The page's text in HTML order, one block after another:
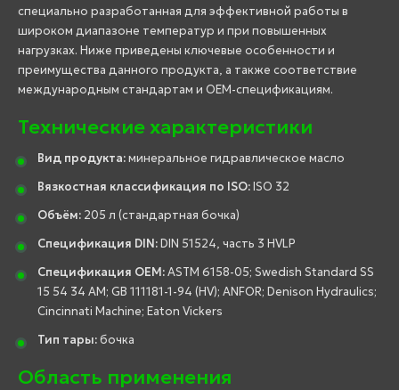
специально разработанная для эффективной работы в
широком диапазоне температур и при повышенных
нагрузках. Ниже приведены ключевые особенности и
преимущества данного продукта, а также соответствие
международным стандартам и OEM-спецификациям.
Технические характеристики
Вид продукта:минеральное гидравлическое масло
Вязкостная классификация по ISO:ISO 32
Объём: 205 л (стандартная бочка)
Спецификация DIN:DIN 51524, часть 3 HVLP
Спецификация OEM:ASTM 6158-05; Swedish Standard SS
15 54 34 AM; GB 111181-1-94 (HV); ANFOR; Denison Hydraulics;
Cincinnati Machine; Eaton Vickers
Тип тары:бочка
Область применения